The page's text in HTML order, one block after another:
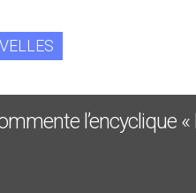
l’encyclique